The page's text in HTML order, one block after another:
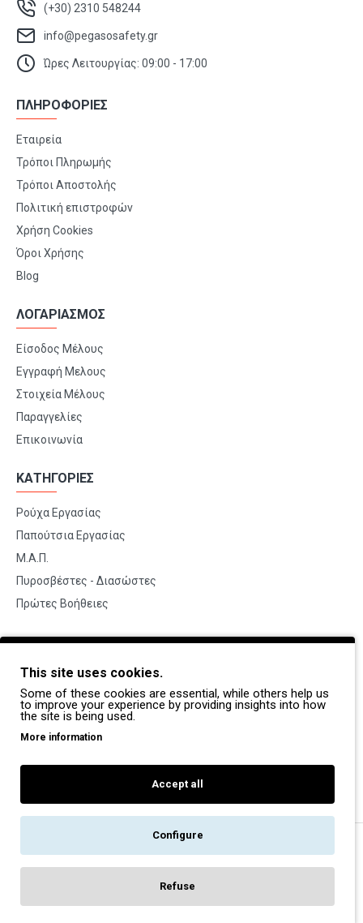
(+30) 2310 548244
info@pegasosafety.gr
Ώρες Λειτουργίας: 09:00 - 17:00
ΠΛΗΡΟΦΟΡΙΕΣ
Εταιρεία
Τρόποι Πληρωμής
Τρόποι Αποστολής
Πολιτική επιστροφών
Χρήση Cookies
Όροι Χρήσης
Blog
ΛΟΓΑΡΙΑΣΜΟΣ
Είσοδος Μέλους
Εγγραφή Μελους
Στοιχεία Μέλους
Παραγγελίες
Επικοινωνία
ΚΑΤΗΓΟΡΙΕΣ
Ρούχα Εργασίας
Παπούτσια Εργασίας
Μ.Α.Π.
Πυροσβέστες - Διασώστες
Πρώτες Βοήθειες
BRANDS
Payper
Dike
Coverguard
Portwest
Exena
This site uses cookies.
Some of these cookies are essential, while others help us
to improve your experience by providing insights into how
the site is being used.
More information
Accept all
Configure
Refuse